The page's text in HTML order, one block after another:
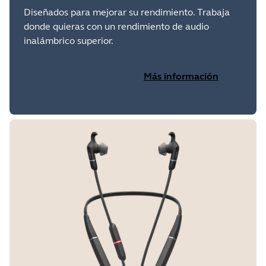
Diseñados para mejorar su rendimiento. Trabaja
donde quieras con un rendimiento de audio
inalámbrico superior.
Más información